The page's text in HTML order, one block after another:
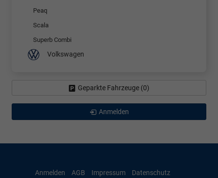
Peaq
Scala
Superb Combi
Volkswagen
Geparkte Fahrzeuge (0)
Anmelden
Anmelden AGB Impressum Datenschutz